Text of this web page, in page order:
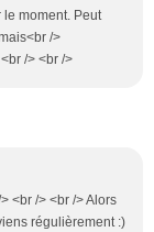
moment. Peut
/>
/> <br />
<br /> <br /> Alors
régulièrement :)